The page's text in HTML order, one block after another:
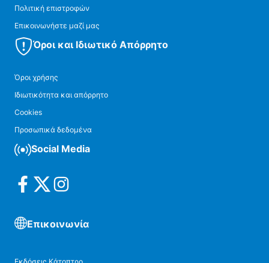
Πολιτική επιστροφών
Επικοινωνήστε μαζί μας
Όροι και Ιδιωτικό Απόρρητο
Όροι χρήσης
Ιδιωτικότητα και απόρρητο
Cookies
Προσωπικά δεδομένα
Social Media
Επικοινωνία
Εκδόσεις Κάτοπτρο